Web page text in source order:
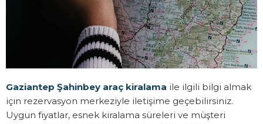
Gaziantep Şahinbey araç kiralama ile ilgili bilgi almak
için rezervasyon merkeziyle iletişime geçebilirsiniz.
Uygun fiyatlar, esnek kiralama süreleri ve müşteri